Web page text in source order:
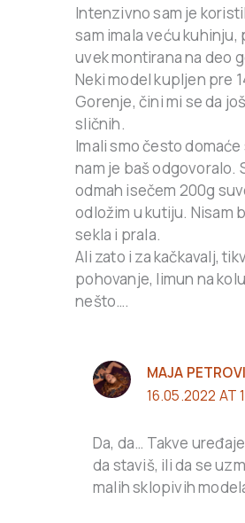
Intenzivno sam je
sam imala veću kuhinju,
uvek montirana na deo
Neki model kupljen pre
Gorenje, čini mi se da
sličnih.
Imali smo često
nam je baš odgovoralo.
odmah isečem 200g
odložim u kutiju. Nisam
sekla i prala.
Ali zato i za kačkavalj,
pohovanje, limun na
nešto….
MAJA
16.05.2022 AT
Da, da… Takve
da staviš, ili da se
malih sklopivih